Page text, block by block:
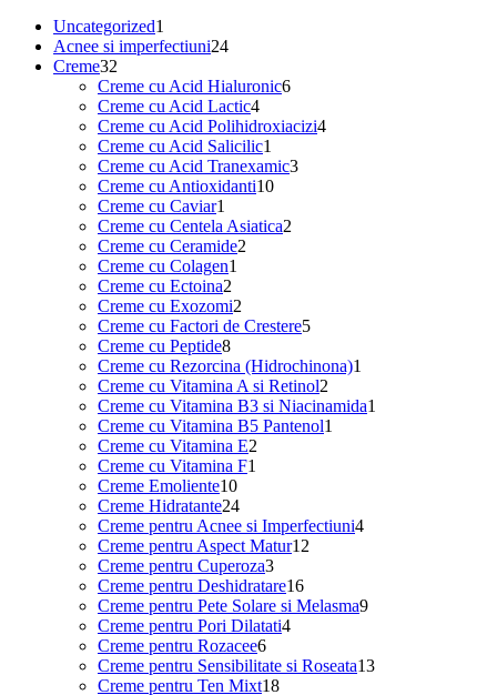
Uncategorized1
produs
Acnee si imperfectiuni2424
produse
Creme32
de
produse
Creme cu Acid Hialuronic66
Creme cu Acid Lactic44
produse
Creme cu Acid Polihidroxiacizi44
Creme cu Acid Salicilic1
produs
Creme cu Acid Tranexamic33
Creme cu Antioxidanti1010
Creme cu Caviar1
produs
Creme cu Centela Asiatica2
Creme cu Ceramide2
Creme cu Colagen1
Creme cu Ectoina2
produse
Creme cu Exozomi2
produse
Creme cu Factori de Crestere55
Creme cu Peptide88
produse
Creme cu Rezorcina (Hidrochinona)1
Creme cu Vitamina A si Retinol2
produse
Creme cu Vitamina B3 si Niacinamida1
Creme cu Vitamina B5 Pantenol1
Creme cu Vitamina E2
Creme cu Vitamina F1
Creme Emoliente1010
produse
Creme Hidratante2424
de
produse
Creme pentru Acnee si Imperfectiuni44
Creme pentru Aspect Matur12
Creme pentru Cuperoza33
produse
Creme pentru Deshidratare1616
produse
Creme pentru Pete Solare si Melasma99
Creme pentru Pori Dilatati44
Creme pentru Rozacee66
produse
Creme pentru Sensibilitate si Roseata1313
Creme pentru Ten Mixt1818